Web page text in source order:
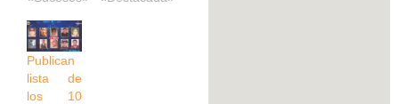
Publican
lista de
los 10